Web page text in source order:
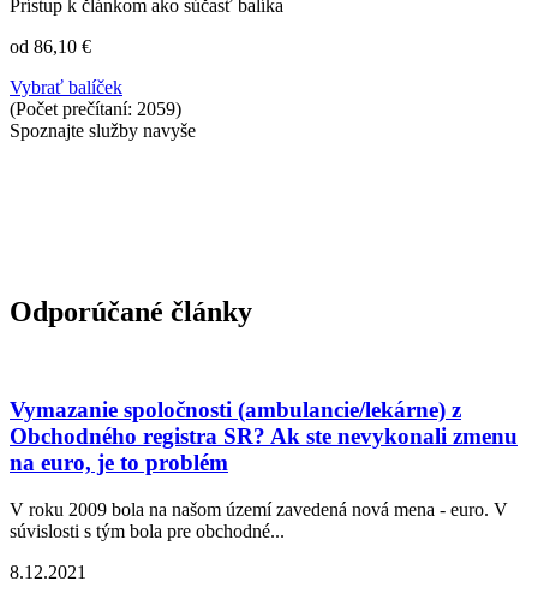
Prístup k článkom ako súčasť balíka
od 86,10 €
Vybrať balíček
(Počet prečítaní: 2059)
Spoznajte služby navyše
Odporúčané články
Vymazanie spoločnosti (ambulancie/lekárne) z
Obchodného registra SR? Ak ste nevykonali zmenu
na euro, je to problém
V roku 2009 bola na našom území zavedená nová mena - euro. V
súvislosti s tým bola pre obchodné...
8.12.2021